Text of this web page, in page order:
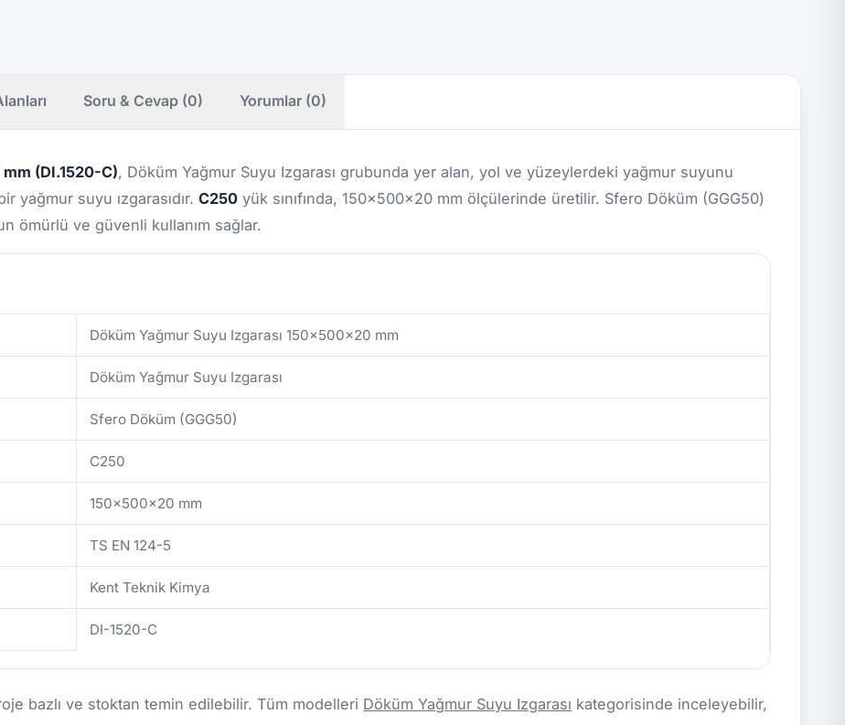
Soru & Cevap (0) Yorumlar (0)
(DI.1520-C), Döküm Yağmur Suyu Izgarası grubunda yer alan, yol ve yüzeylerdeki yağmur suyunu
yağmur suyu ızgarasıdır. C250 yük sınıfında, 150x500x20 mm ölçülerinde üretilir. Sfero Döküm (GGG50)
ömürlü ve güvenli kullanım sağlar.
Döküm Yağmur Suyu Izgarası 150x500x20 mm
Döküm Yağmur Suyu Izgarası
Sfero Döküm (GGG50)
C250
150x500x20 mm
TS EN 124-5
Kent Teknik Kimya
DI-1520-C
bazlı ve stoktan temin edilebilir. Tüm modelleri Döküm Yağmur Suyu Izgarası kategorisinde inceleyebilir,